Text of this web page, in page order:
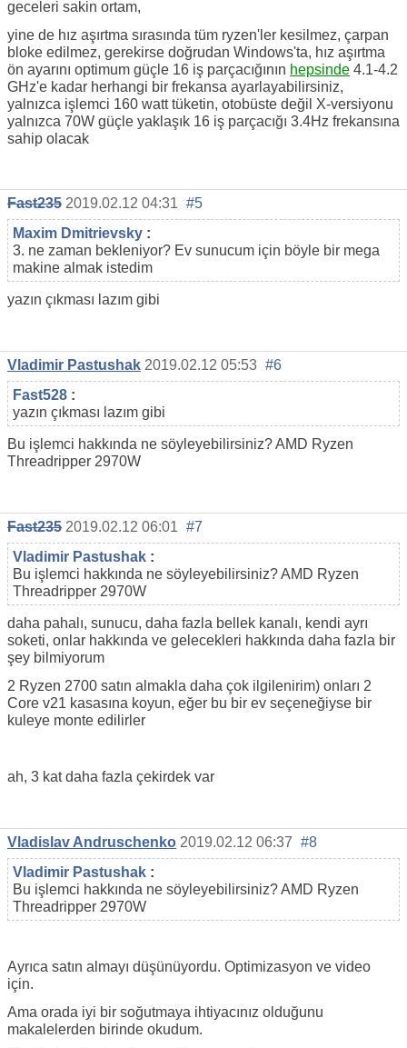
geceleri sakin ortam,
yine de hız aşırtma sırasında tüm ryzen'ler kesilmez, çarpan
bloke edilmez, gerekirse doğrudan Windows'ta, hız aşırtma
ön ayarını optimum güçle 16 iş parçacığının hepsinde 4.1-4.2
GHz'e kadar herhangi bir frekansa ayarlayabilirsiniz,
yalnızca işlemci 160 watt tüketin, otobüste değil X-versiyonu
yalnızca 70W güçle yaklaşık 16 iş parçacığı 3.4Hz frekansına
sahip olacak
Fast235 2019.02.12 04:31 #5
Maxim Dmitrievsky :
3. ne zaman bekleniyor? Ev sunucum için böyle bir mega
makine almak istedim
yazın çıkması lazım gibi
Vladimir Pastushak 2019.02.12 05:53 #6
Fast528 :
yazın çıkması lazım gibi
Bu işlemci hakkında ne söyleyebilirsiniz? AMD Ryzen
Threadripper 2970W
Fast235 2019.02.12 06:01 #7
Vladimir Pastushak :
Bu işlemci hakkında ne söyleyebilirsiniz? AMD Ryzen
Threadripper 2970W
daha pahalı, sunucu, daha fazla bellek kanalı, kendi ayrı
soketi, onlar hakkında ve gelecekleri hakkında daha fazla bir
şey bilmiyorum
2 Ryzen 2700 satın almakla daha çok ilgilenirim) onları 2
Core v21 kasasına koyun, eğer bu bir ev seçeneğiyse bir
kuleye monte edilirler
ah, 3 kat daha fazla çekirdek var
Vladislav Andruschenko 2019.02.12 06:37 #8
Vladimir Pastushak :
Bu işlemci hakkında ne söyleyebilirsiniz? AMD Ryzen
Threadripper 2970W
Ayrıca satın almayı düşünüyordu. Optimizasyon ve video
için.
Ama orada iyi bir soğutmaya ihtiyacınız olduğunu
makalelerden birinde okudum.